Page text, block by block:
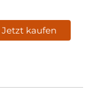
Jetzt kaufen